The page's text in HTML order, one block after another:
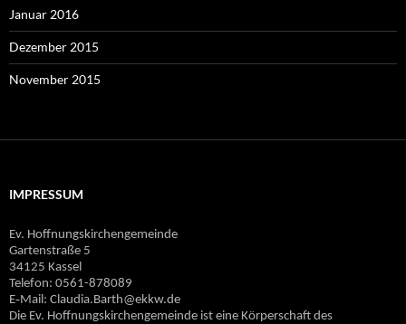
Januar 2016
Dezember 2015
November 2015
IMPRESSUM
Ev. Hoffnungskirchengemeinde
Gartenstraße 5
34125 Kassel
Telefon: 0561-878089
E‐Mail: Claudia.Barth@ekkw.de
Die Ev. Hoffnungskirchengemeinde ist eine Körperschaft des